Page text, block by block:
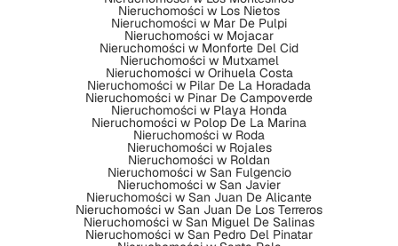
Nieruchomości w Los Nietos
Nieruchomości w Mar De Pulpi
Nieruchomości w Mojacar
Nieruchomości w Monforte Del Cid
Nieruchomości w Mutxamel
Nieruchomości w Orihuela Costa
Nieruchomości w Pilar De La Horadada
Nieruchomości w Pinar De Campoverde
Nieruchomości w Playa Honda
Nieruchomości w Polop De La Marina
Nieruchomości w Roda
Nieruchomości w Rojales
Nieruchomości w Roldan
Nieruchomości w San Fulgencio
Nieruchomości w San Javier
Nieruchomości w San Juan De Alicante
Nieruchomości w San Juan De Los Terreros
Nieruchomości w San Miguel De Salinas
Nieruchomości w San Pedro Del Pinatar